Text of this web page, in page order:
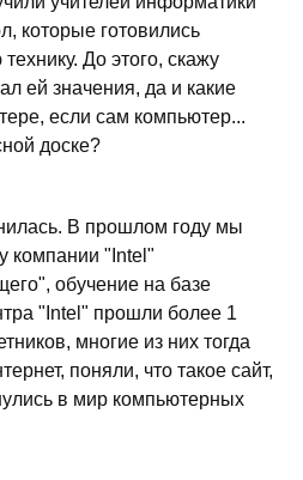
которые готовились
До этого, скажу
ей значения, да и какие
если сам компьютер...
доске?
В прошлом году мы
компании "Intel"
обучение на базе
"Intel" прошли более 1
многие из них тогда
поняли, что такое сайт,
в мир компьютерных